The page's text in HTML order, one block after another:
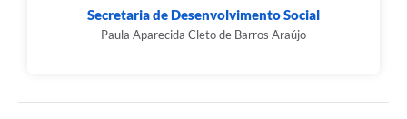
Secretaria de Desenvolvimento Social
Paula Aparecida Cleto de Barros Araújo